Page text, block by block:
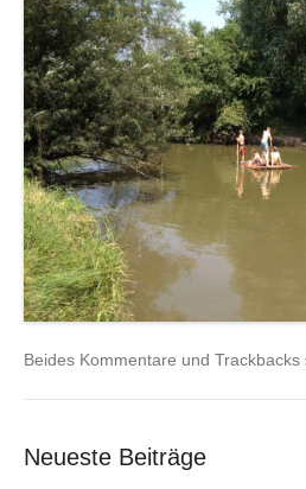
Beides Kommentare und
Neueste Beiträge